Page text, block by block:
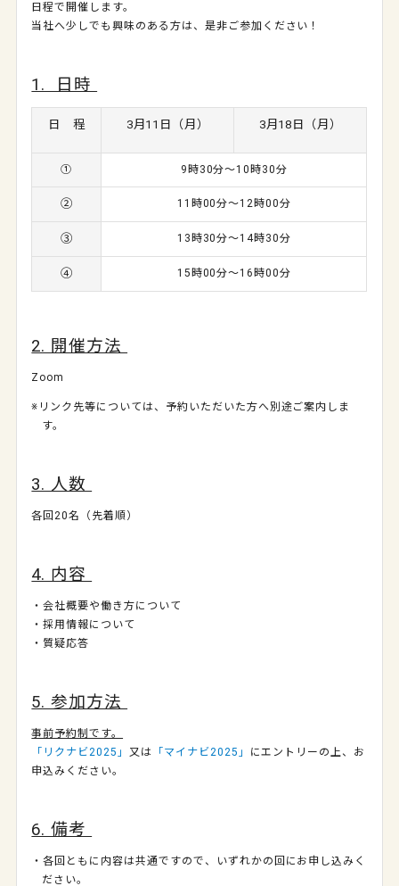
日程で開催します。
当社へ少しでも興味のある方は、是非ご参加ください！
1. 日時
日 程 3月11日（月） 3月18日（月）
① 9時30分～10時30分
② 11時00分～12時00分
③ 13時30分～14時30分
④ 15時00分～16時00分
2. 開催方法
Zoom
※リンク先等については、予約いただいた方へ別途ご案内しま
す。
3. 人数
各回20名（先着順）
4. 内容
・会社概要や働き方について
・採用情報について
・質疑応答
5. 参加方法
事前予約制です。
「リクナビ2025」 又は 「マイナビ2025」
にエントリーの上、お
申込みください。
6. 備考
・各回ともに内容は共通ですので、いずれかの回にお申し込みく
ださい。